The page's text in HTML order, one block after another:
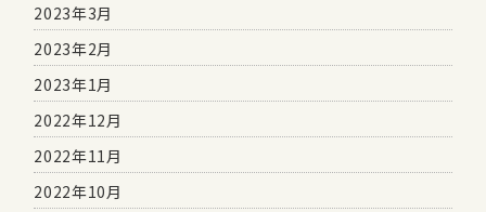
2023年3月
2023年2月
2023年1月
2022年12月
2022年11月
2022年10月